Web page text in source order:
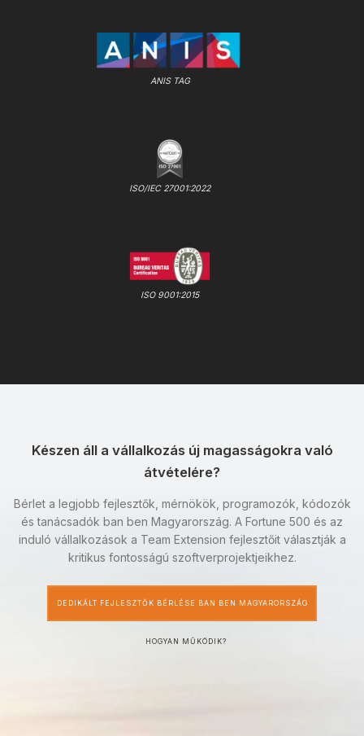
ANIS TAG
ISO/IEC 27001:2022
ISO 9001:2015
Készen áll a vállalkozás új magasságokra való
átvételére?
Bérlet a legjobb fejlesztők, mérnökök, programozók, kódozók
és tanácsadók ban ben Magyarország. A Fortune 500 és az
induló vállalkozások a Team Extension fejlesztőit választják a
kritikus fontosságú szoftverprojektjeikhez.
DEDIKÁLT FEJLESZTŐK BÉRLÉSE BAN BEN MAGYARORSZÁG
HOGYAN MŰKÖDIK?